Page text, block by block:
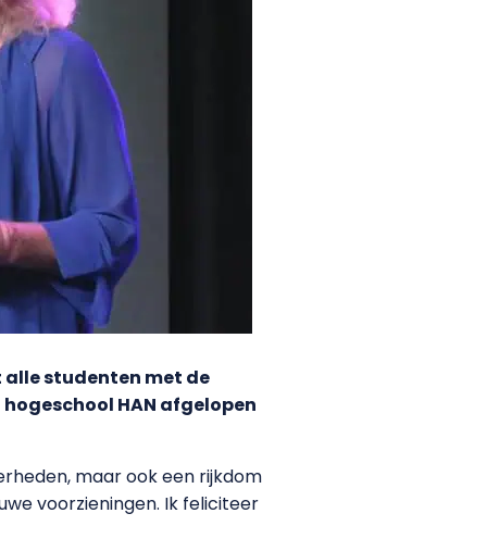
studenten met de
HAN afgelopen
maar ook een rijkdom
voorzieningen. Ik feliciteer